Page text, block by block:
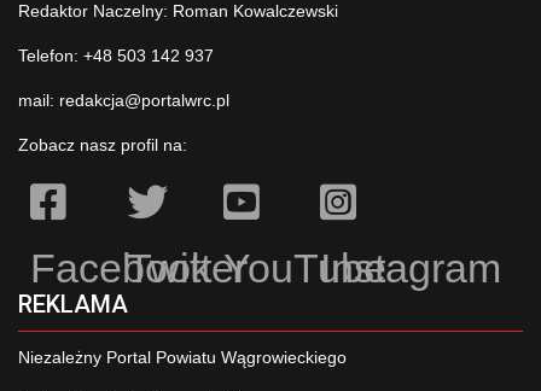
Redaktor Naczelny: Roman Kowalczewski
Telefon: +48 503 142 937
mail: redakcja@portalwrc.pl
Zobacz nasz profil na:
Facebook
TwitterYouTubeInstagram
REKLAMA
Niezależny Portal Powiatu Wągrowieckiego